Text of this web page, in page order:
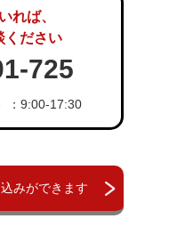
れば、
ください
725
：9:00-17:30
みができます